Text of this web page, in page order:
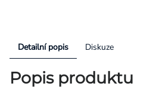
Detailní popis Diskuze
Popis produktu